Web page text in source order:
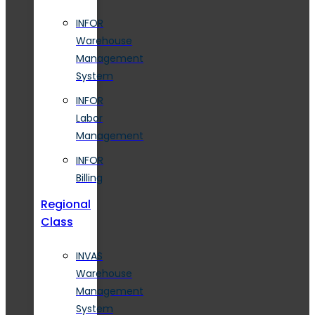
INFOR
Warehouse
Management
System
INFOR
Labor
Management
INFOR
Billing
Regional
Class
INVAS
Warehouse
Management
System